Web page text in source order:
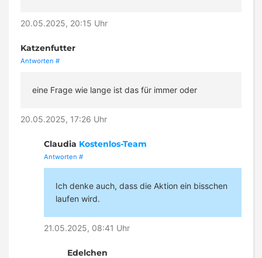
20.05.2025, 20:15 Uhr
Katzenfutter
Antworten #
eine Frage wie lange ist das für immer oder
20.05.2025, 17:26 Uhr
Claudia Kostenlos-Team
Antworten #
Ich denke auch, dass die Aktion ein bisschen
laufen wird.
21.05.2025, 08:41 Uhr
Edelchen